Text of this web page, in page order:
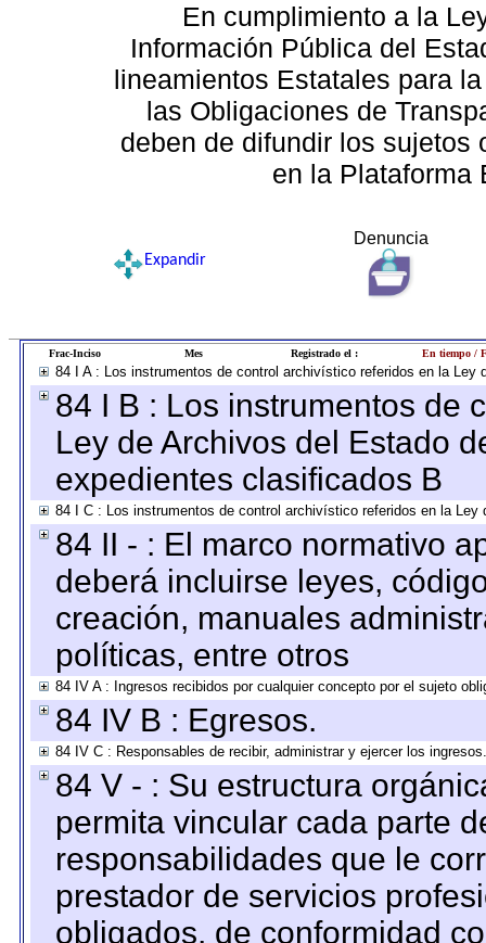
En cumplimiento a la
Información Pública del
lineamientos Estatales para
las Obligaciones de
deben de difundir los sujetos
en la Plataforma
Denuncia
Expandir
Frac-Inciso Mes Registrado el : En tiempo /
84 I A : Los instrumentos de control archivístico referidos en la
84 I B : Los instrumentos de
Ley de Archivos del Estado
expedientes clasificados B
84 I C : Los instrumentos de control archivístico referidos en la
84 II - : El marco normativo
deberá incluirse leyes,
creación, manuales
políticas, entre otros
84 IV A : Ingresos recibidos por cualquier concepto por el sujeto
84 IV B : Egresos.
84 IV C : Responsables de recibir, administrar y ejercer los ingresos.
84 V - : Su estructura
permita vincular cada parte
responsabilidades que le
prestador de servicios
obligados, de conformidad